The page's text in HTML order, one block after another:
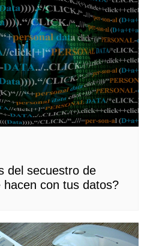
del secuestro de
con tus datos?